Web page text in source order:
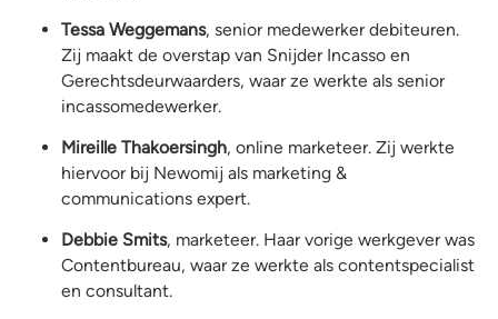
Tessa Weggemans, senior medewerker debiteuren.
Zij maakt de overstap van Snijder Incasso en
Gerechtsdeurwaarders, waar ze werkte als senior
incassomedewerker.
Mireille Thakoersingh, online marketeer. Zij werkte
hiervoor bij Newomij als marketing &
communications expert.
Debbie Smits, marketeer. Haar vorige werkgever was
Contentbureau, waar ze werkte als contentspecialist
en consultant.